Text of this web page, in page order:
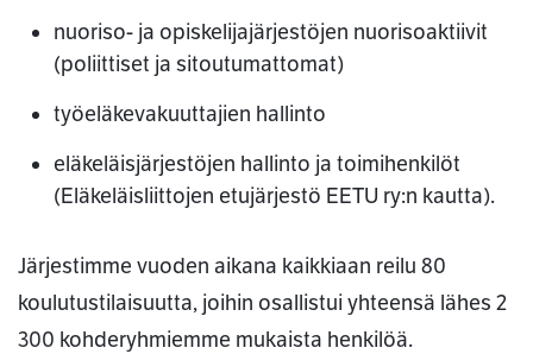
nuoriso- ja opiskelijajärjestöjen nuorisoaktiivit
(poliittiset ja sitoutumattomat)
työeläkevakuuttajien hallinto
eläkeläisjärjestöjen hallinto ja toimihenkilöt
(Eläkeläisliittojen etujärjestö EETU ry:n kautta).
Järjestimme vuoden aikana kaikkiaan reilu 80
koulutustilaisuutta, joihin osallistui yhteensä lähes 2
300 kohderyhmiemme mukaista henkilöä.